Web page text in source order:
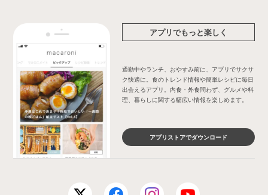
アプリでもっと楽しく
通勤中やランチ、おやすみ前に、アプリでサクサ
ク快適に。食のトレンド情報や簡単レシピに毎日
出会えるアプリ。内食・外食問わず、グルメや料
理、暮らしに関する幅広い情報を楽しめます。
アプリストアでダウンロード